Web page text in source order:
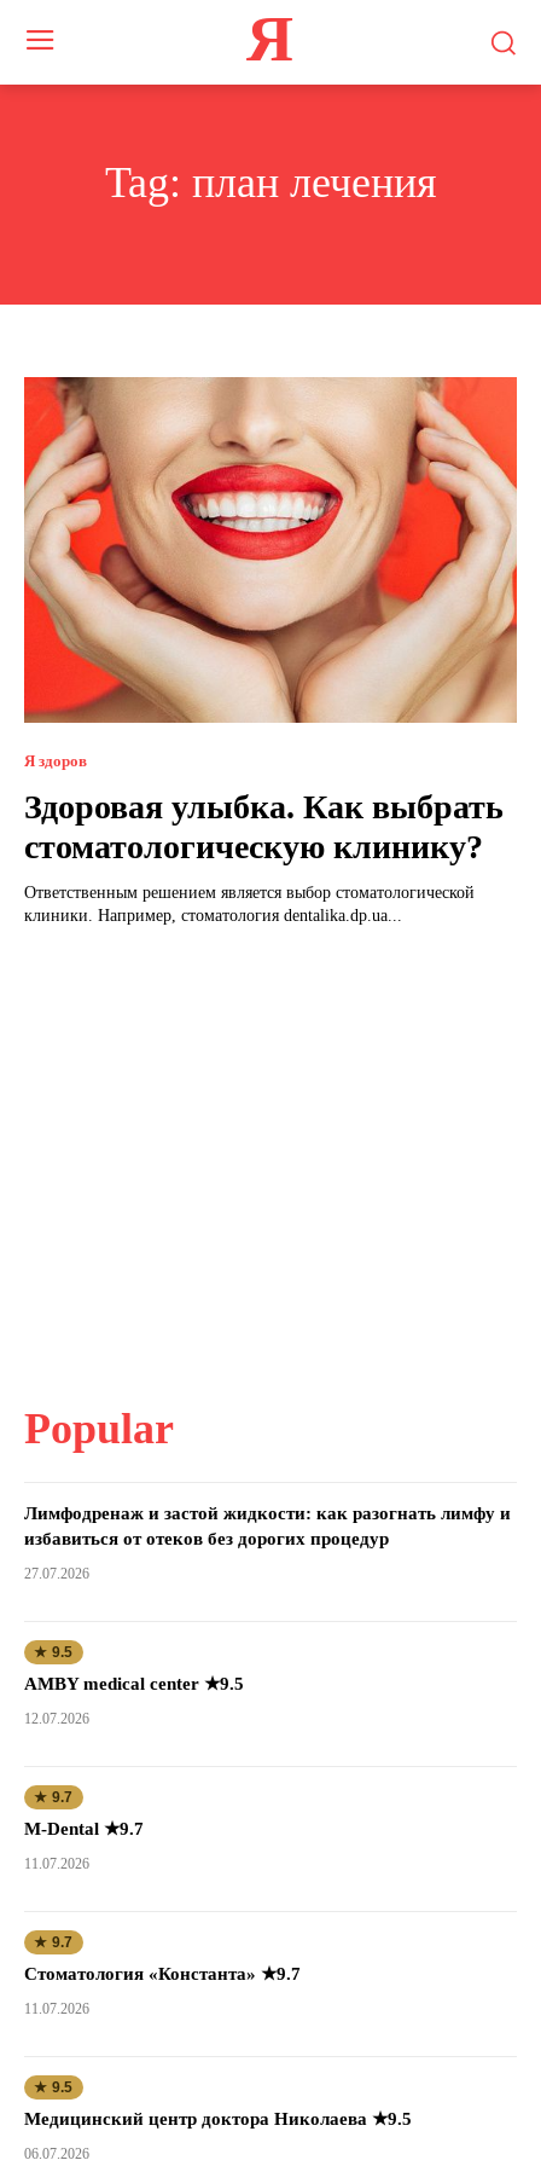
Я
Tag: план лечения
Я здоров
Здоровая улыбка. Как выбрать
стоматологическую клинику?
Ответственным решением является выбор стоматологической
клиники. Например, стоматология dentalika.dp.ua...
Popular
Лимфодренаж и застой жидкости: как разогнать лимфу и
избавиться от отеков без дорогих процедур
27.07.2026
★ 9.5
AMBY medical center ★9.5
12.07.2026
★ 9.7
M-Dental ★9.7
11.07.2026
★ 9.7
Стоматология «Константа» ★9.7
11.07.2026
★ 9.5
Медицинский центр доктора Николаева ★9.5
06.07.2026